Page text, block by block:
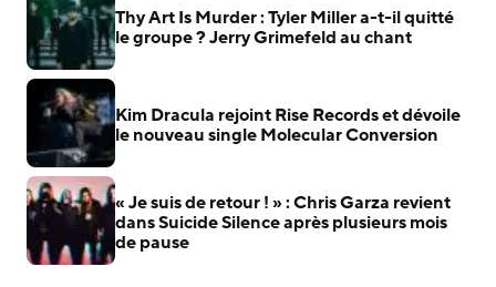
Thy Art Is Murder : Tyler Miller a-t-il quitté
le groupe ? Jerry Grimefeld au chant
Kim Dracula rejoint Rise Records et dévoile
le nouveau single Molecular Conversion
« Je suis de retour ! » : Chris Garza revient
dans Suicide Silence après plusieurs mois
de pause